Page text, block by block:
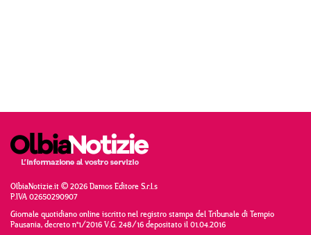
OlbiaNotizie.it © 2026 Damos Editore S.r.l.s
P.IVA 02650290907
Giornale quotidiano online iscritto nel registro stampa del Tribunale di Tempio
Pausania, decreto n°1/2016 V.G. 248/16 depositato il 01.04.2016